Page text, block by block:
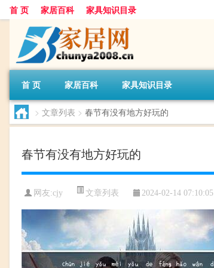
首 页 家居百科 家具知识目录
首 页 家居百科 家具知识目录
> 文章列表 > 春节有没有地方好玩的
春节有没有地方好玩的
网友:cjy 文章列表 2024-02-14 07:10:05